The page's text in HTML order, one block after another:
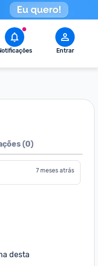
Entrar
(0)
7 meses atrás
desta